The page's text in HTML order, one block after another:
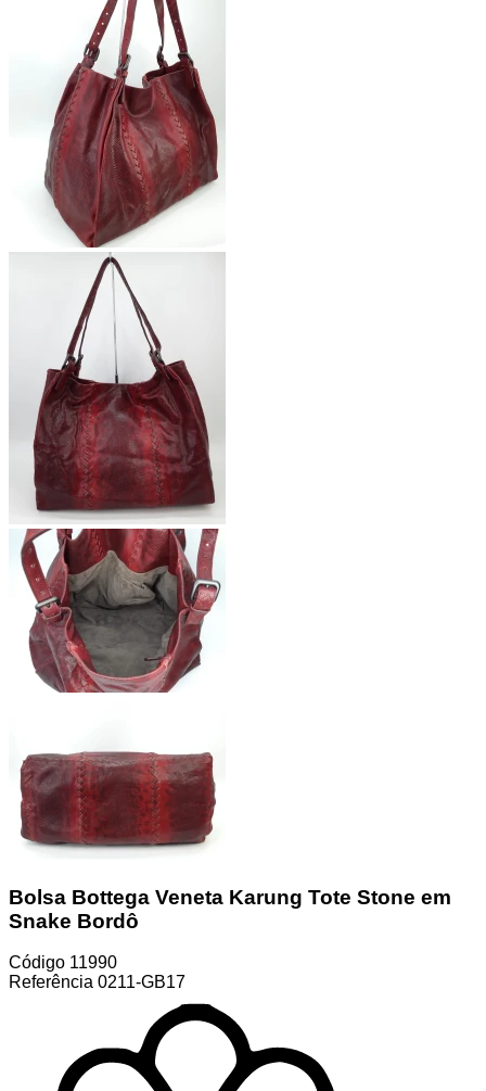
Bolsa Bottega Veneta Karung Tote Stone em
Snake Bordô
Código 11990
Referência 0211-GB17